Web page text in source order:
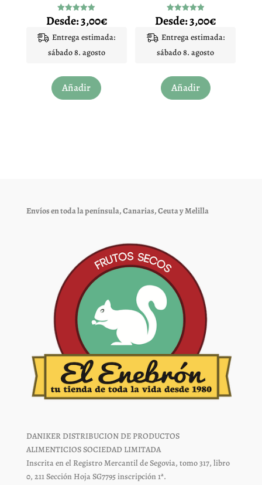
de
producto
de
producto
Valorado
con
de 5
Desde:3,00€
Entrega estimada:
sábado 8. agosto
Añadir
producto
elegir
página
de
Valorado
con
de 5
Desde:3,00€
Entrega estimada:
sábado 8. agosto
Añadir
producto
Envíos en toda la península, Canarias, Ceuta y Melilla
DANIKER DISTRIBUCION DE PRODUCTOS
ALIMENTICIOS SOCIEDAD LIMITADA
Inscrita en el Registro Mercantil de Segovia, tomo 317, libro
0, 211 Sección Hoja SG7795 inscripción 1ª.